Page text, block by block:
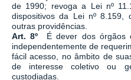
de 1990; revoga a Lei nº
dispositivos da Lei nº
outras providências.
Art. 8º É dever dos órgãos
independentemente de
fácil acesso, no âmbito de
de interesse coletivo ou
custodiadas.